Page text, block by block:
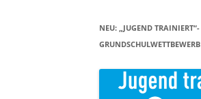
NEU: „JUGEND TRAINIERT“-
GRUNDSCHULWETTBEWERB